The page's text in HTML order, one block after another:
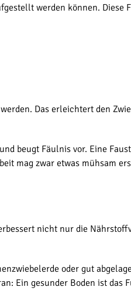
werden können. Diese
Das erleichtert den
beugt Fäulnis vor. Eine
mag zwar etwas mühsam
nicht nur die
oder gut
Ein gesunder Boden ist das